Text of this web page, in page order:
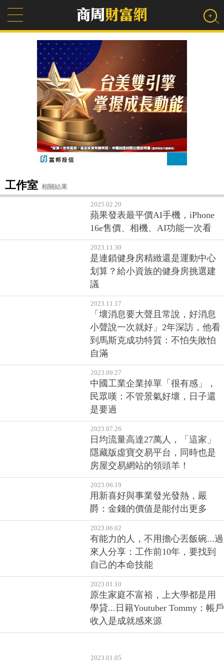
工作室 相關結果
2025.02.20
蘋果發表最平價AI手機，iPhone
16e售價、相機、AI功能一次看
2023.11.30
是連鎖健身房精緻還是運動中心
划算？給小資族的健身房挑選建
議
2023.11.17
「壞消息要大聲且常說，好消息
小聲說一次就好」2年深訪，他看
到馬斯克成功特質：不怕失敗怕
自滿
2023.09.27
中國工業企業掉單「很有感」，
民眾嘆：不管景氣好壞，日子還
是要過
2023.07.26
日均流量高達27萬人，「這家」
隱藏版虛寶交易平台，同時也是
房屋交易網站的領頭羊！
2023.06.19
用新喜好與事業發光發熱，嚴
爵：金錢的價值是能付出更多
2023.06.02
有能力的人，不用擔心丟飯碗...過
來人分享：工作前10年，要找到
自己的本命技能
2023.01.10
原生家庭不富裕，上大學都是用
學貸...日籍Youtuber Tommy：帳戶
收入是成就感來源
2023.01.05